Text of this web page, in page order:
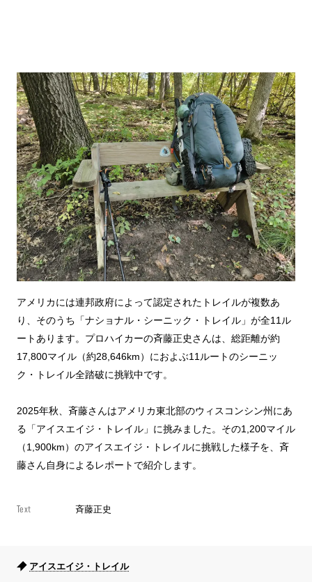
アメリカには連邦政府によって認定されたトレイルが複数あ
り、そのうち「ナショナル・シーニック・トレイル」が全11ル
ートあります。プロハイカーの斉藤正史さんは、総距離が約
17,800マイル（約28,646km）におよぶ11ルートのシーニッ
ク・トレイル全踏破に挑戦中です。
2025年秋、斉藤さんはアメリカ東北部のウィスコンシン州にあ
る「アイスエイジ・トレイル」に挑みました。その1,200マイル
（1,900km）のアイスエイジ・トレイルに挑戦した様子を、斉
藤さん自身によるレポートで紹介します。
Text 斉藤正史
アイスエイジ・トレイル